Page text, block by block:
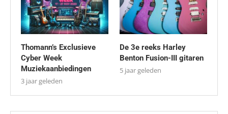
Thomann’s Exclusieve
Cyber Week
Muziekaanbiedingen
3 jaar geleden
De 3e reeks Harley
Benton Fusion-III gitaren
5 jaar geleden